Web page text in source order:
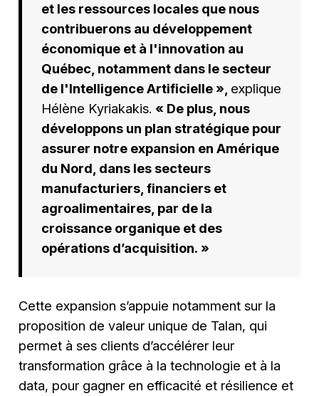
et les ressources locales que nous
contribuerons au développement
économique et à l'innovation au
Québec, notamment dans le secteur
de l'Intelligence Artificielle », explique
Hélène Kyriakakis. « De plus, nous
développons un plan stratégique pour
assurer notre expansion en Amérique
du Nord, dans les secteurs
manufacturiers, financiers et
agroalimentaires, par de la
croissance organique et des
opérations d’acquisition. »
Cette expansion s’appuie notamment sur la
proposition de valeur unique de Talan, qui
permet à ses clients d’accélérer leur
transformation grâce à la technologie et à la
data, pour gagner en efficacité et résilience et